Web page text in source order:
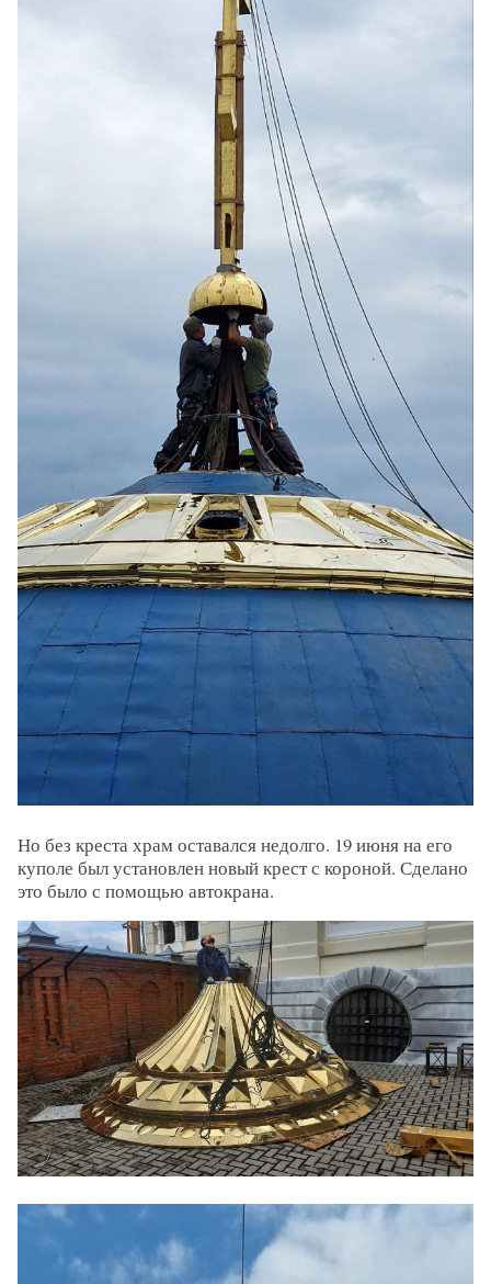
Но без креста храм оставался недолго. 19 июня на его
куполе был установлен новый крест с короной. Сделано
это было с помощью автокрана.